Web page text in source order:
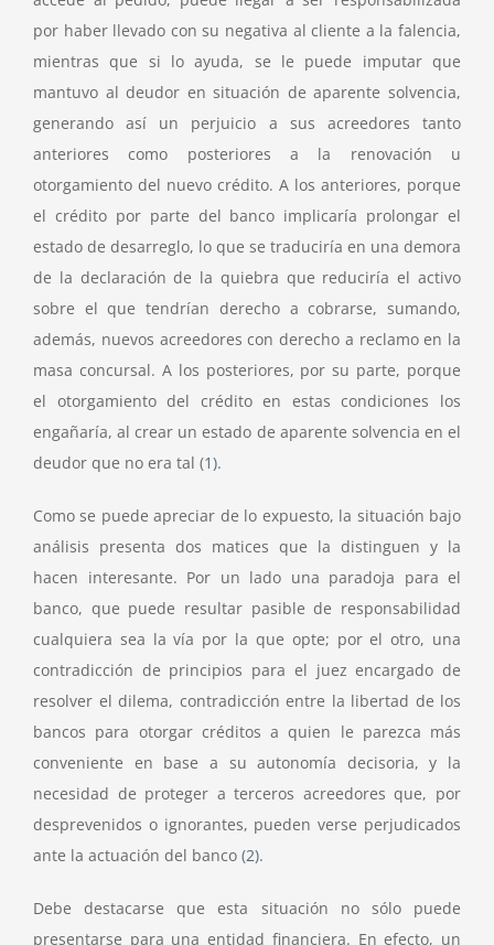
por haber llevado con su negativa al cliente a la falencia,
mientras que si lo ayuda, se le puede imputar que
mantuvo al deudor en situación de aparente solvencia,
generando así un perjuicio a sus acreedores tanto
anteriores como posteriores a la renovación u
otorgamiento del nuevo crédito. A los anteriores, porque
el crédito por parte del banco implicaría prolongar el
estado de desarreglo, lo que se traduciría en una demora
de la declaración de la quiebra que reduciría el activo
sobre el que tendrían derecho a cobrarse, sumando,
además, nuevos acreedores con derecho a reclamo en la
masa concursal. A los posteriores, por su parte, porque
el otorgamiento del crédito en estas condiciones los
engañaría, al crear un estado de aparente solvencia en el
deudor que no era tal (1).
Como se puede apreciar de lo expuesto, la situación bajo
análisis presenta dos matices que la distinguen y la
hacen interesante. Por un lado una paradoja para el
banco, que puede resultar pasible de responsabilidad
cualquiera sea la vía por la que opte; por el otro, una
contradicción de principios para el juez encargado de
resolver el dilema, contradicción entre la libertad de los
bancos para otorgar créditos a quien le parezca más
conveniente en base a su autonomía decisoria, y la
necesidad de proteger a terceros acreedores que, por
desprevenidos o ignorantes, pueden verse perjudicados
ante la actuación del banco (2).
Debe destacarse que esta situación no sólo puede
presentarse para una entidad financiera. En efecto, un